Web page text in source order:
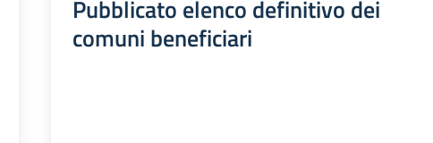
Pubblicato elenco definitivo dei
comuni beneficiari